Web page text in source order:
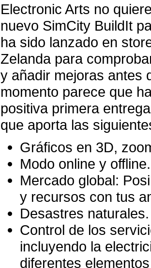
Electronic Arts no
nuevo SimCity BuildIt
ha sido lanzado en
Zelanda para
y añadir mejoras antes
momento parece que
positiva primera
que aporta las
Gráficos en 3D,
Modo online y offline.
Mercado global:
y recursos con tus
Desastres naturales.
Control de los
incluyendo la
diferentes